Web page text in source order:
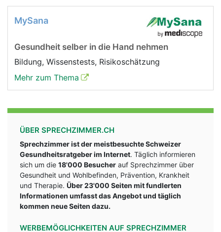
MySana
Gesundheit selber in die Hand nehmen
Bildung, Wissenstests, Risikoschätzung
Mehr zum Thema
ÜBER SPRECHZIMMER.CH
Sprechzimmer ist der meistbesuchte Schweizer
Gesundheitsratgeber im Internet. Täglich informieren
sich um die 18'000 Besucher auf Sprechzimmer über
Gesundheit und Wohlbefinden, Prävention, Krankheit
und Therapie. Über 23'000 Seiten mit fundlerten
Informationen umfasst das Angebot und täglich
kommen neue Seiten dazu.
WERBEMÖGLICHKEITEN AUF SPRECHZIMMER